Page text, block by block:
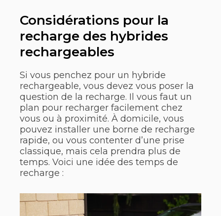
Considérations pour la
recharge des hybrides
rechargeables
Si vous penchez pour un hybride
rechargeable, vous devez vous poser la
question de la recharge. Il vous faut un
plan pour recharger facilement chez
vous ou à proximité. À domicile, vous
pouvez installer une borne de recharge
rapide, ou vous contenter d’une prise
classique, mais cela prendra plus de
temps. Voici une idée des temps de
recharge :